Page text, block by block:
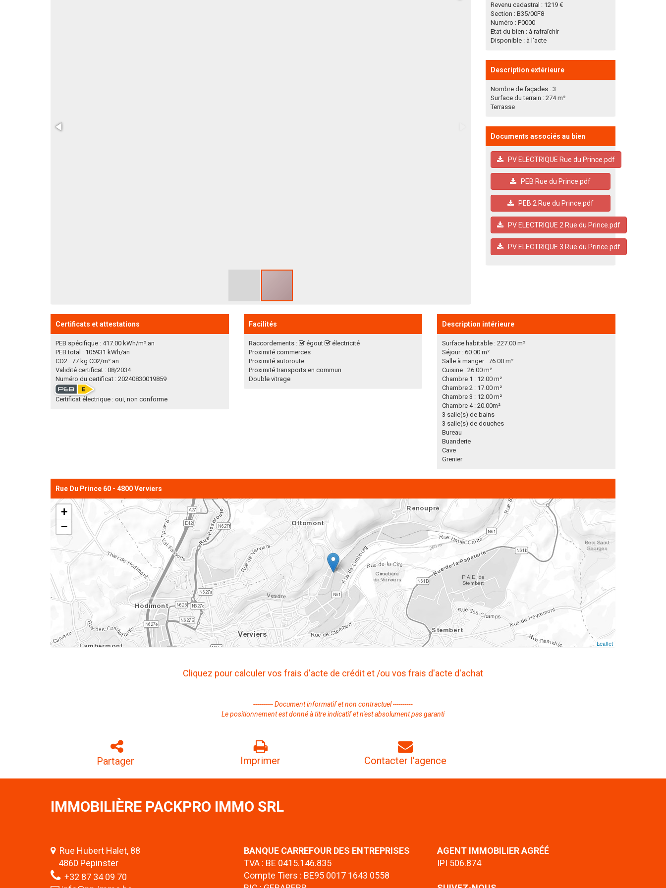
Revenu cadastral : 1219 €
Section : B35/00F8
Numéro : P0000
Etat du bien : à rafraîchir
Disponible : à l'acte
Description extérieure
Nombre de façades : 3
Surface du terrain : 274 m²
Terrasse
Documents associés au bien
PV ELECTRIQUE Rue du Prince.pdf
PEB Rue du Prince.pdf
PEB 2 Rue du Prince.pdf
PV ELECTRIQUE 2 Rue du Prince.pdf
PV ELECTRIQUE 3 Rue du Prince.pdf
Certificats et attestations
PEB spécifique : 417.00 kWh/m².an
PEB total : 105931 kWh/an
CO2 : 77 kg C02/m².an
Validité certificat : 08/2034
Numéro du certificat : 20240830019859
Certificat électrique : oui, non conforme
Facilités
Raccordements : égout
électricité
Proximité commerces
Proximité autoroute
Proximité transports en commun
Double vitrage
Description intérieure
Surface habitable : 227.00 m²
Séjour : 60.00 m²
Salle à manger : 76.00 m²
Cuisine : 26.00 m²
Chambre 1 : 12.00 m²
Chambre 2 : 17.00 m²
Chambre 3 : 12.00 m²
Chambre 4 : 20.00m²
3 salle(s) de bains
3 salle(s) de douches
Bureau
Buanderie
Cave
Grenier
Rue Du Prince 60 - 4800 Verviers
+
−
Leaflet
Cliquez pour calculer vos frais d'acte de crédit et /ou vos frais d'acte d'achat
---------- Document informatif et non contractuel ----------
Le positionnement est donné à titre indicatif et n'est absolument pas garanti
Partager Imprimer Contacter l'agence
IMMOBILIÈRE PACKPRO IMMO SRL
Rue Hubert Halet, 88
4860 Pepinster
+32 87 34 09 70
BANQUE CARREFOUR DES ENTREPRISES
TVA : BE 0415.146.835
Compte Tiers : BE95 0017 1643 0558
AGENT IMMOBILIER AGRÉÉ
IPI 506.874